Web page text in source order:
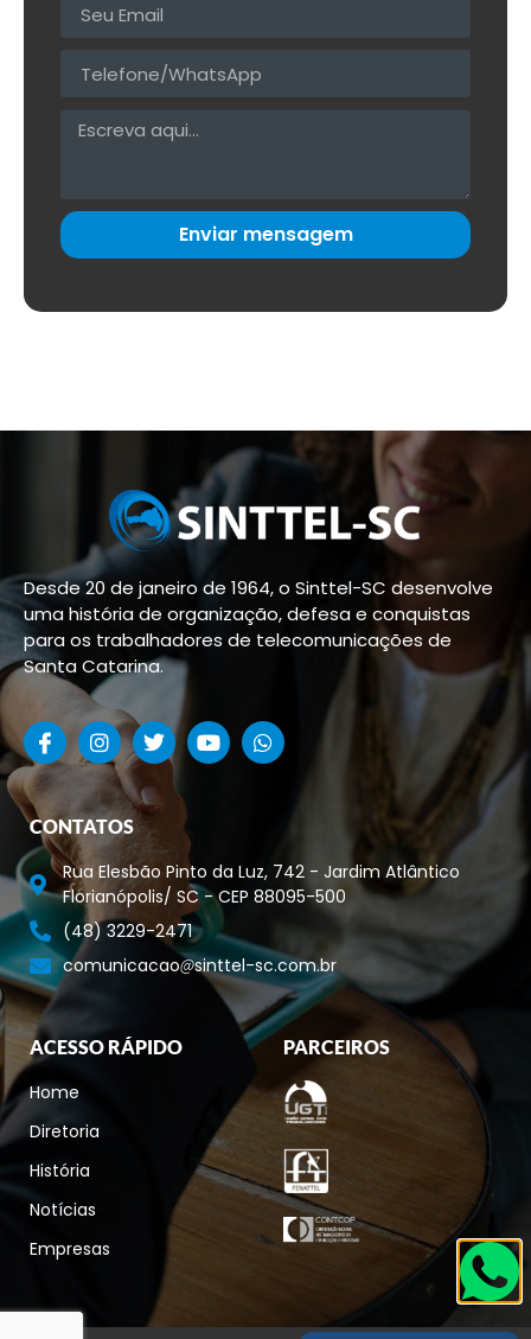
Enviar mensagem
Desde 20 de janeiro de 1964, o Sinttel-SC desenvolve
uma história de organização, defesa e conquistas
para os trabalhadores de telecomunicações de
Santa Catarina.
CONTATOS
Rua Elesbão Pinto da Luz, 742 - Jardim Atlântico
Florianópolis/ SC - CEP 88095-500
(48) 3229-2471
comunicacao
sinttel-sc.com.br
ACESSO RÁPIDO
Home
Diretoria
História
Notícias
Empresas
PARCEIROS